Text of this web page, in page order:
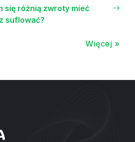
się różnią zwroty mieć
suflować?
Więcej »